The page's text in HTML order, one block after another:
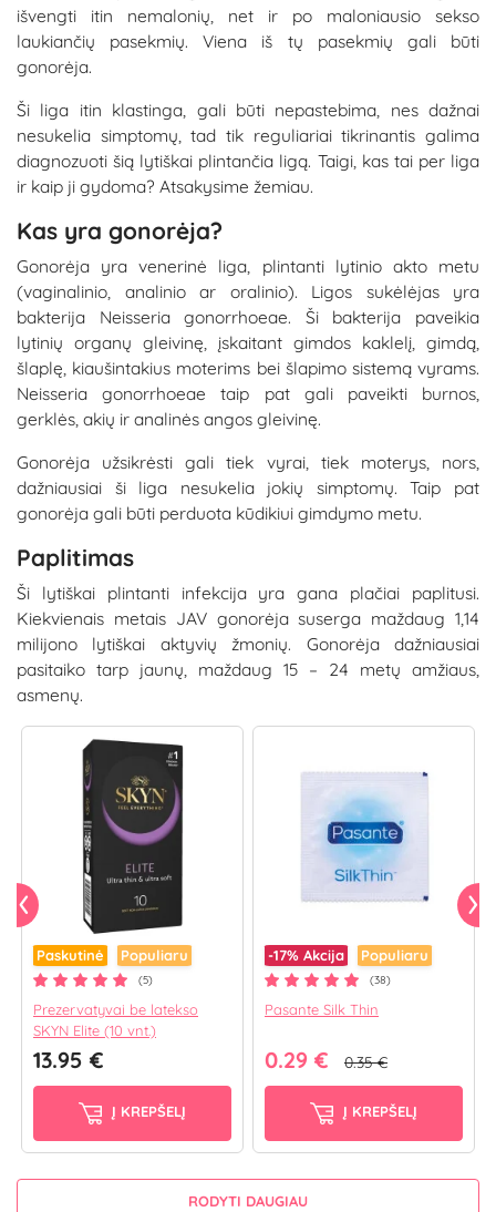
išvengti itin nemalonių, net ir po maloniausio sekso
laukiančių pasekmių. Viena iš tų pasekmių gali būti
gonorėja.
Ši liga itin klastinga, gali būti nepastebima, nes dažnai
nesukelia simptomų, tad tik reguliariai tikrinantis galima
diagnozuoti šią lytiškai plintančia ligą. Taigi, kas tai per liga
ir kaip ji gydoma? Atsakysime žemiau.
Kas yra gonorėja?
Gonorėja yra venerinė liga, plintanti lytinio akto metu
(vaginalinio, analinio ar oralinio). Ligos sukėlėjas yra
bakterija Neisseria gonorrhoeae. Ši bakterija paveikia
lytinių organų gleivinę, įskaitant gimdos kaklelį, gimdą,
šlaplę, kiaušintakius moterims bei šlapimo sistemą vyrams.
Neisseria gonorrhoeae taip pat gali paveikti burnos,
gerklės, akių ir analinės angos gleivinę.
Gonorėja užsikrėsti gali tiek vyrai, tiek moterys, nors,
dažniausiai ši liga nesukelia jokių simptomų. Taip pat
gonorėja gali būti perduota kūdikiui gimdymo metu.
Paplitimas
Ši lytiškai plintanti infekcija yra gana plačiai paplitusi.
Kiekvienais metais JAV gonorėja suserga maždaug 1,14
milijono lytiškai aktyvių žmonių. Gonorėja dažniausiai
pasitaiko tarp jaunų, maždaug 15 – 24 metų amžiaus,
asmenų.
Paskutinė Populiaru
(5)
Prezervatyvai be latekso
SKYN Elite (10 vnt.)
13.95 €
Į KREPŠELĮ
-17% Akcija Populiaru
(38)
Pasante Silk Thin
0.29 € 0.35 €
Į KREPŠELĮ
RODYTI DAUGIAU